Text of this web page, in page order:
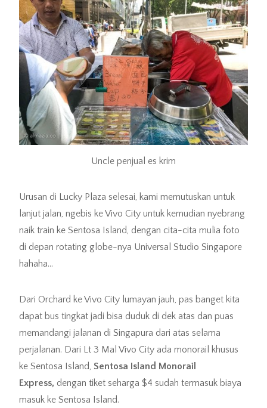
Uncle penjual es krim
Urusan di Lucky Plaza selesai, kami memutuskan untuk
lanjut jalan, ngebis ke Vivo City untuk kemudian nyebrang
naik train ke Sentosa Island, dengan cita-cita mulia foto
di depan rotating globe-nya Universal Studio Singapore
hahaha…
Dari Orchard ke Vivo City lumayan jauh, pas banget kita
dapat bus tingkat jadi bisa duduk di dek atas dan puas
memandangi jalanan di Singapura dari atas selama
perjalanan. Dari Lt 3 Mal Vivo City ada monorail khusus
ke Sentosa Island, Sentosa Island Monorail
Express, dengan tiket seharga $4 sudah termasuk biaya
masuk ke Sentosa Island.